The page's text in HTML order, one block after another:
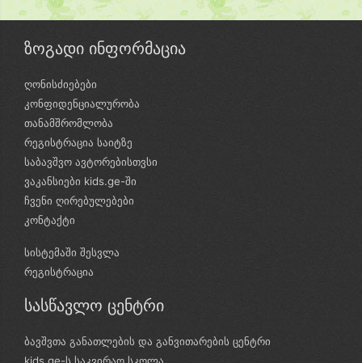
ზოგადი ინფორმაცია
ღონისძიებები
კონფიდენციალურობა
თანამშრომლობა
რეგისტრაცია საიტზე
საბავშვო ავტორებისთვსი
ვაკანსიები kids.ge-ში
ჩვენი ღირებულებები
კონტაქტი
სისტემაში შესვლა
რეგისტრაცია
სასწავლო ცენტრი
ბავშვთა განათლების და განვითარების ცენტრი
kids.ge-ს საკვირაო სკოლა